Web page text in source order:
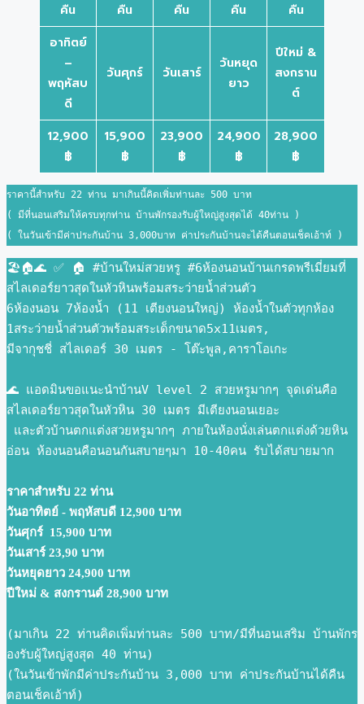
คืน
คืน
คืน
คืน
คืน
อาทิตย์
–
พฤหัสบ
ดี
วันศุกร์ วันเสาร์
วันหยุด
ยาว
ปีใหม่ &
สงกราน
ต์
12,900
฿
15,900
฿
23,900
฿
24,900
฿
28,900
฿
ราคานี้สำหรับ 22 ท่าน มาเกินนี้คิดเพิ่มท่านละ 500 บาท
( มีที่นอนเสริมให้ครบทุกท่าน บ้านพักรองรับผู้ใหญ่สูงสุดได้ 40ท่าน )
( ในวันเข้ามีค่าประกันบ้าน 3,000บาท ค่าประกันบ้านจะได้คืนตอนเช็คเอ้าท์ )
🏖🏠🌊 ✅ 🏠 #บ้านใหม่สวยหรู #6ห้องนอนบ้านเกรดพรีเมี่ยมที่
สไลเดอร์ยาวสุดในหัวหินพร้อมสระว่ายน้ำส่วนตัว
6ห้องนอน 7ห้องน้ำ (11 เตียงนอนใหญ่) ห้องน้ำในตัวทุกห้อง
1สระว่ายน้ำส่วนตัวพร้อมสระเด็กขนาด5x11เมตร,
มีจากุชชี่ สไลเดอร์ 30 เมตร - โต๊ะพูล,คาราโอเกะ
🌊 แอดมินขอแนะนำบ้านV level 2 สวยหรูมากๆ จุดเด่นคือ
สไลเดอร์ยาวสุดในหัวหิน 30 เมตร มีเตียงนอนเยอะ
อ่อน ห้องนอนคือนอนกันสบายๆมา 10-40คน รับได้สบายมาก
ราคาสำหรับ 22 ท่าน
วันอาทิตย์ - พฤหัสบดี 12,900 บาท
วันศุกร์  15,900 บาท
วันเสาร์ 23,90 บาท
วันหยุดยาว 24,900 บาท
ปีใหม่ & สงกรานต์ 28,900 บาท
(มาเกิน 22 ท่านคิดเพิ่มท่านละ 500 บาท/มีที่นอนเสริม บ้านพักร
องรับผู้ใหญ่สูงสุด 40 ท่าน)
(ในวันเข้าพักมีค่าประกันบ้าน 3,000 บาท ค่าประกันบ้านได้คืน
ตอนเช็คเอ้าท์)